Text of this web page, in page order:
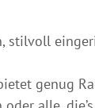
stilvoll
genug